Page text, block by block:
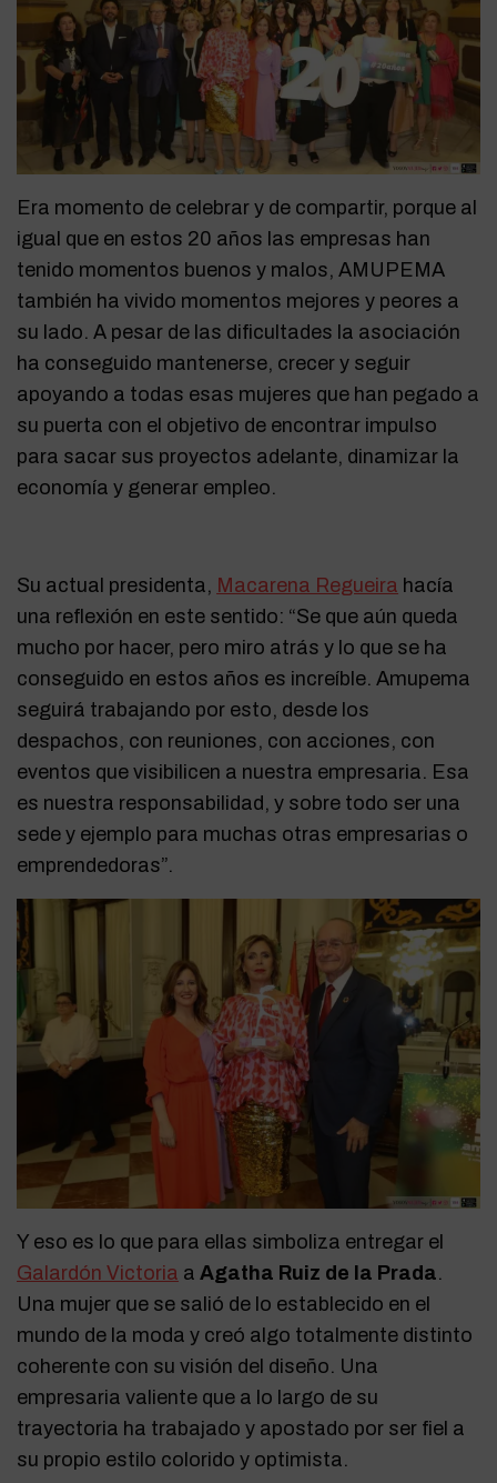
Era momento de celebrar y de compartir, porque al
igual que en estos 20 años las empresas han
tenido momentos buenos y malos, AMUPEMA
también ha vivido momentos mejores y peores a
su lado. A pesar de las dificultades la asociación
ha conseguido mantenerse, crecer y seguir
apoyando a todas esas mujeres que han pegado a
su puerta con el objetivo de encontrar impulso
para sacar sus proyectos adelante, dinamizar la
economía y generar empleo.
Su actual presidenta, Macarena Regueira hacía
una reflexión en este sentido: “Se que aún queda
mucho por hacer, pero miro atrás y lo que se ha
conseguido en estos años es increíble. Amupema
seguirá trabajando por esto, desde los
despachos, con reuniones, con acciones, con
eventos que visibilicen a nuestra empresaria. Esa
es nuestra responsabilidad, y sobre todo ser una
sede y ejemplo para muchas otras empresarias o
emprendedoras”.
Y eso es lo que para ellas simboliza entregar el
Galardón Victoria aAgatha Ruiz de la Prada.
Una mujer que se salió de lo establecido en el
mundo de la moda y creó algo totalmente distinto
coherente con su visión del diseño. Una
empresaria valiente que a lo largo de su
trayectoria ha trabajado y apostado por ser fiel a
su propio estilo colorido y optimista.